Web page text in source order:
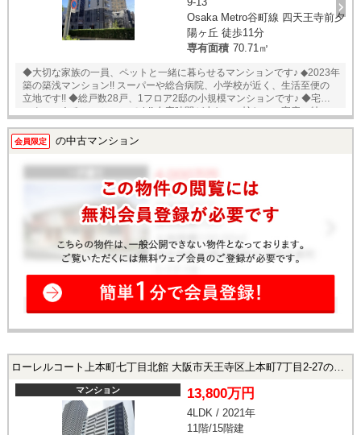
Osaka Metro谷町線 四天王寺前夕
陽ヶ丘 徒歩11分
専有面積 70.71㎡
◆大切な家族の一員、ペットと一緒に暮らせるマンションです♪ ◆2023年
築の築浅マンション!! スーパーや総合病院、小学校が近く、生活至便の
立地です!! ◆総戸数28戸、1フロア2邸の小規模マンションです♪ ◆宅配ボ
ックスのあるマンションです!! 在宅時間が少ない、忙しいご家庭に特に
◆後片付けの時間を短縮できる、食器洗浄機能付きキッチン♪ ◆全戸南向
き！ ◆お洋服好きの方にオススメ、ウォークインクローゼットがありま
す!! ◆2026年6月リフォーム済！ 【リフォーム内容】◎キッチン・浴室・
洗面化粧台・トイレ新調 ◎一部クロス・フローリング張替 等 ★即日内覧
可能物件！お好きな日時でご内覧可能！★ 当店までお電話いただくか、
もしくは24時間対応可能「内覧予約・お問い合わせ」フォームよりお問
い合わせ下さい！ ◎当社ではネットで他社様が広告している物件も同時
に紹介・案内可能です。 併せて内覧を希望される際は、物件名を担当者
までお申し付け下さい。
会員限定 の中古マンション
ローレルコート上本町七丁目北館 大阪市天王寺区上本町7丁目2-27の中古マンション
マンション 13,800万円
4LDK / 2021年
11階/15階建